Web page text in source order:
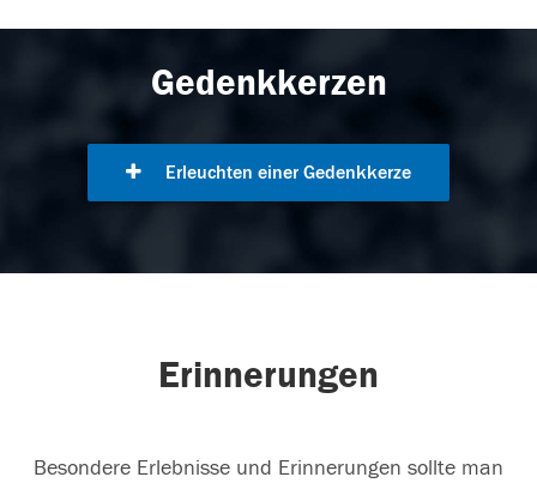
Gedenkkerzen
Erleuchten einer Gedenkkerze
Erinnerungen
Besondere Erlebnisse und Erinnerungen sollte man